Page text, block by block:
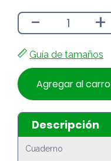
- +
Guía de tamaños
Agregar al carro
Descripción
Cuaderno